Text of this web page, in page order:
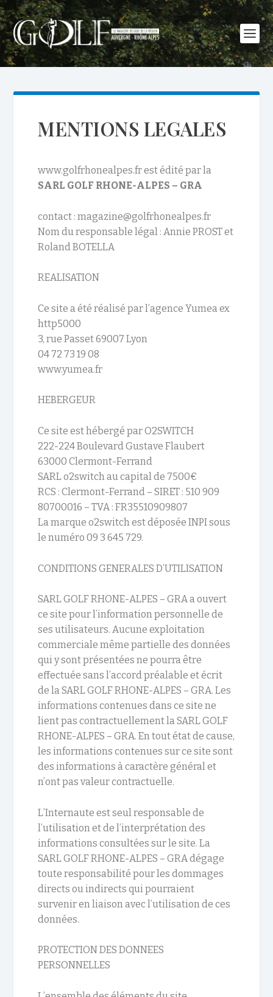
MENTIONS LEGALES
www.golfrhonealpes.fr est édité par la
SARL GOLF RHONE-ALPES – GRA
contact : magazine@golfrhonealpes.fr
Nom du responsable légal : Annie PROST et
Roland BOTELLA
REALISATION
Ce site a été réalisé par l’agence Yumea ex
http5000
3, rue Passet 69007 Lyon
04 72 73 19 08
www.yumea.fr
HEBERGEUR
Ce site est hébergé par O2SWITCH
222-224 Boulevard Gustave Flaubert
63000 Clermont-Ferrand
SARL o2switch au capital de 7500€
RCS : Clermont-Ferrand – SIRET : 510 909
80700016 – TVA : FR35510909807
La marque o2switch est déposée INPI sous
le numéro 09 3 645 729.
CONDITIONS GENERALES D’UTILISATION
SARL GOLF RHONE-ALPES – GRA a ouvert
ce site pour l’information personnelle de
ses utilisateurs. Aucune exploitation
commerciale même partielle des données
qui y sont présentées ne pourra être
effectuée sans l’accord préalable et écrit
de la SARL GOLF RHONE-ALPES – GRA. Les
informations contenues dans ce site ne
lient pas contractuellement la SARL GOLF
RHONE-ALPES – GRA. En tout état de cause,
les informations contenues sur ce site sont
des informations à caractère général et
n’ont pas valeur contractuelle.
L’Internaute est seul responsable de
l’utilisation et de l’interprétation des
informations consultées sur le site. La
SARL GOLF RHONE-ALPES – GRA dégage
toute responsabilité pour les dommages
directs ou indirects qui pourraient
survenir en liaison avec l’utilisation de ces
données.
PROTECTION DES DONNEES
PERSONNELLES